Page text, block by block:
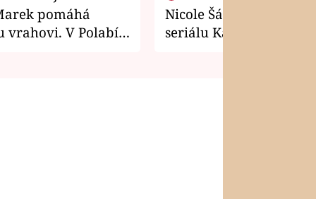
pomáhá
vrahovi. V Polabí
Nicole Šáchová získala
seriálu Kamarádi